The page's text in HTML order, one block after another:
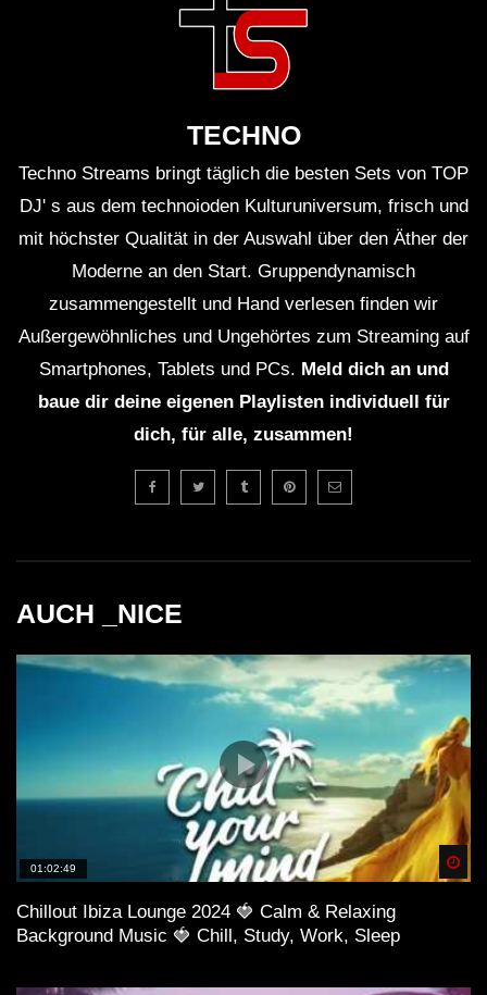
TECHNO
Techno Streams bringt täglich die besten Sets von TOP
DJ' s aus dem technoioden Kulturuniversum, frisch und
mit höchster Qualität in der Auswahl über den Äther der
Moderne an den Start. Gruppendynamisch
zusammengestellt und Hand verlesen finden wir
Außergewöhnliches und Ungehörtes zum Streaming auf
Smartphones, Tablets und PCs. Meld dich an und
baue dir deine eigenen Playlisten individuell für
dich, für alle, zusammen!
AUCH _NICE
01:02:49
Chillout Ibiza Lounge 2024 🍓 Calm & Relaxing
Background Music 🍓 Chill, Study, Work, Sleep